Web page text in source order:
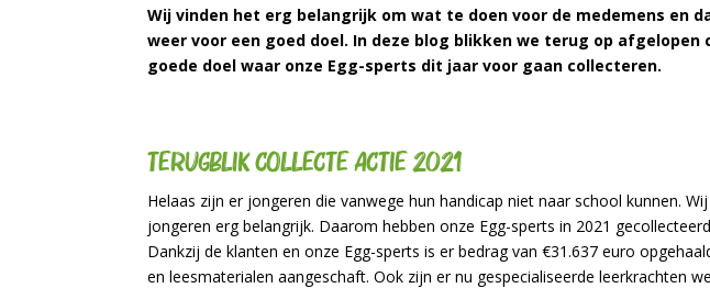
Wij vinden het erg belangrijk om wat te doen voor de medemens en
weer voor een goed doel. In deze blog blikken we terug op
goede doel waar onze Egg-sperts dit jaar voor gaan collecteren.
Terugblik collecte actie 2021
Helaas zijn er jongeren die vanwege hun handicap niet naar school kunnen.
jongeren erg belangrijk. Daarom hebben onze Egg-sperts in 2021
Dankzij de klanten en onze Egg-sperts is er bedrag van €31.637 euro
en leesmaterialen aangeschaft. Ook zijn er nu gespecialiseerde leerkrachten